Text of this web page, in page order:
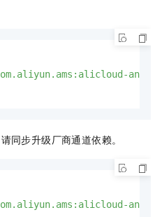
同步升级厂商通道依赖。